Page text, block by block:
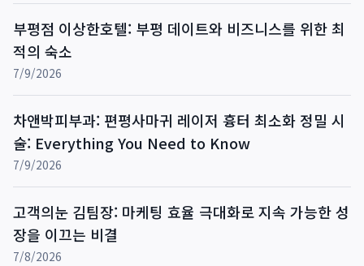
부평점 이상한호텔: 부평 데이트와 비즈니스를 위한 최
적의 숙소
7/9/2026
차앤박피부과: 편평사마귀 레이저 흉터 최소화 정밀 시
술: Everything You Need to Know
7/9/2026
고객의눈 김팀장: 마케팅 효율 극대화로 지속 가능한 성
장을 이끄는 비결
7/8/2026